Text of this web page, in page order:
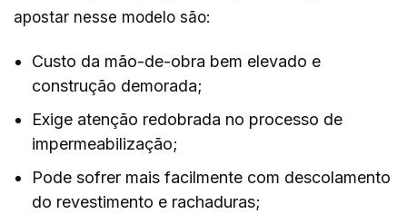
apostar nesse modelo são:
Custo da mão-de-obra bem elevado e
construção demorada;
Exige atenção redobrada no processo de
impermeabilização;
Pode sofrer mais facilmente com descolamento
do revestimento e rachaduras;